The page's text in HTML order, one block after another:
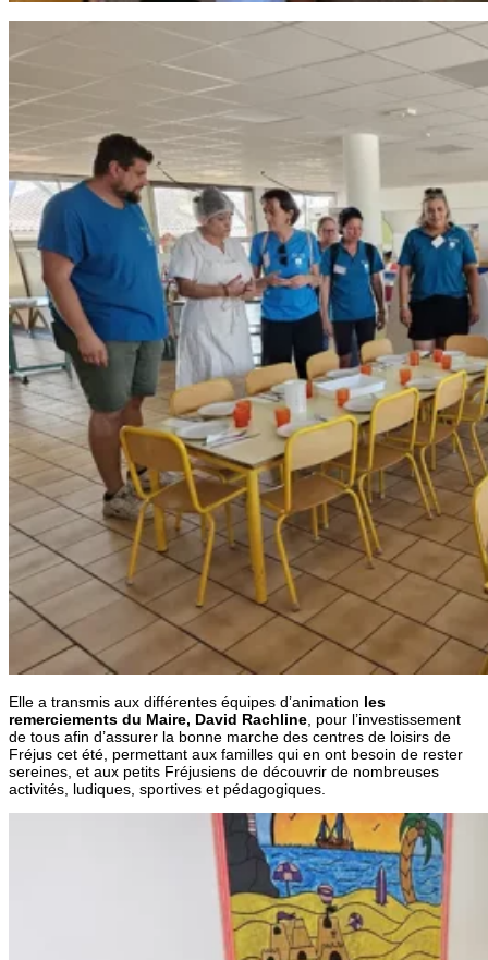
Elle a transmis aux différentes équipes d’animation les
remerciements du Maire, David Rachline, pour l’investissement
de tous afin d’assurer la bonne marche des centres de loisirs de
Fréjus cet été, permettant aux familles qui en ont besoin de rester
sereines, et aux petits Fréjusiens de découvrir de nombreuses
activités, ludiques, sportives et pédagogiques.